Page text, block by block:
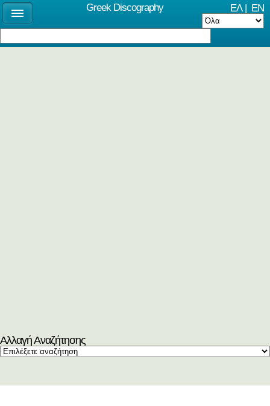
ΕΛ| EN
Αλλαγή Αναζήτησης
Greek Discography